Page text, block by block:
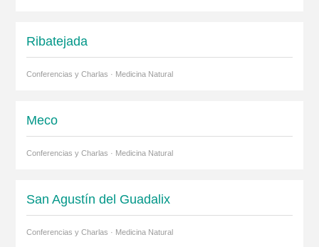
Ribatejada
Conferencias y Charlas · Medicina Natural
Meco
Conferencias y Charlas · Medicina Natural
San Agustín del Guadalix
Conferencias y Charlas · Medicina Natural